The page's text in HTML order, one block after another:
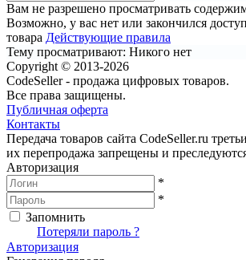
Вам не разрешено просматривать
Возможно, у вас нет или закончился
товара Действующие правила
Тему просматривают: Никого нет
Copyright © 2013-2026
CodeSeller - продажа цифровых товаров.
Все права защищены.
Публичная оферта
Контакты
Передача товаров сайта CodeSeller.ru
их перепродажа запрещены и
Авторизация
*
*
Запомнить
Потеряли пароль ?
Авторизация